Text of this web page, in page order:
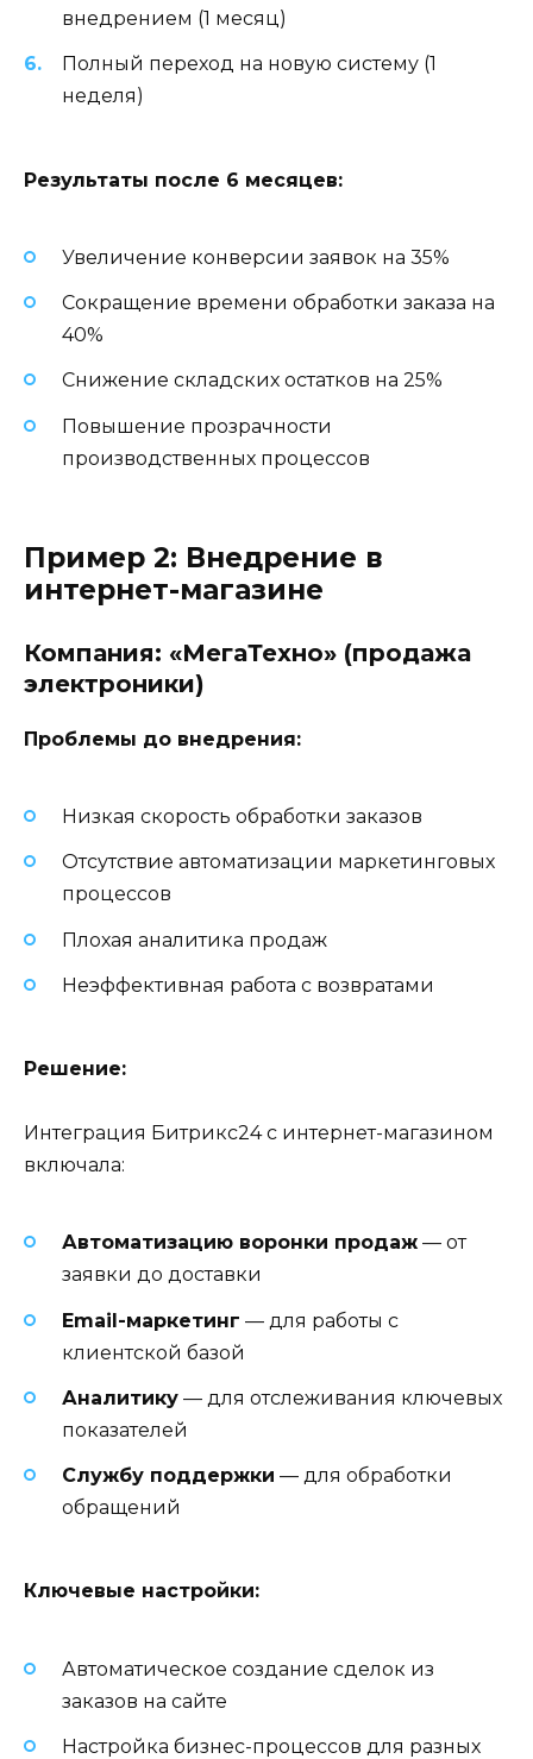
внедрением (1 месяц)
Полный переход на новую систему (1
неделя)
Результаты после 6 месяцев:
Увеличение конверсии заявок на 35%
Сокращение времени обработки заказа на
40%
Снижение складских остатков на 25%
Повышение прозрачности
производственных процессов
Пример 2: Внедрение в
интернет-магазине
Компания: «МегаТехно» (продажа
электроники)
Проблемы до внедрения:
Низкая скорость обработки заказов
Отсутствие автоматизации маркетинговых
процессов
Плохая аналитика продаж
Неэффективная работа с возвратами
Решение:
Интеграция Битрикс24 с интернет-магазином
включала:
Автоматизацию воронки продаж — от
заявки до доставки
Email-маркетинг — для работы с
клиентской базой
Аналитику — для отслеживания ключевых
показателей
Службу поддержки — для обработки
обращений
Ключевые настройки:
Автоматическое создание сделок из
заказов на сайте
Настройка бизнес-процессов для разных